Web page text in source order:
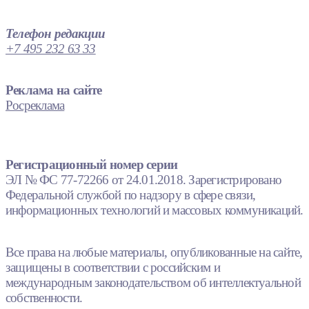
Телефон редакции
+7 495 232 63 33
Реклама на сайте
Росреклама
Регистрационный номер серии
ЭЛ № ФС 77-72266 от 24.01.2018. Зарегистрировано
Федеральной службой по надзору в сфере связи,
информационных технологий и массовых коммуникаций.
Все права на любые материалы, опубликованные на сайте,
защищены в соответствии с российским и
международным законодательством об интеллектуальной
собственности.